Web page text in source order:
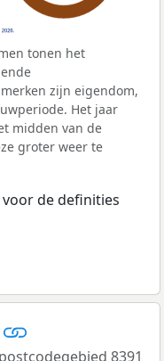
tonen het
zijn eigendom,
Het jaar
midden van de
groter weer te
de definities
8391